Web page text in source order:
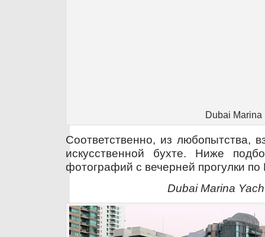
Dubai Marina
Соответственно, из любопытства,
искусственной бухте. Ниже
фотографий с вечерней прогулки по
Dubai Marina